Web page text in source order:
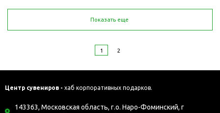
Показать еще
1 2
Центр сувениров - хаб корпоративных подарков.
143363, Московская область, г.о. Наро-Фоминский, г